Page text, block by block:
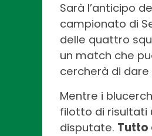
Sarà l’anticipo
campionato di
delle quattro
un match che
cercherà di
Mentre i
filotto di risultati
disputate. Tutto